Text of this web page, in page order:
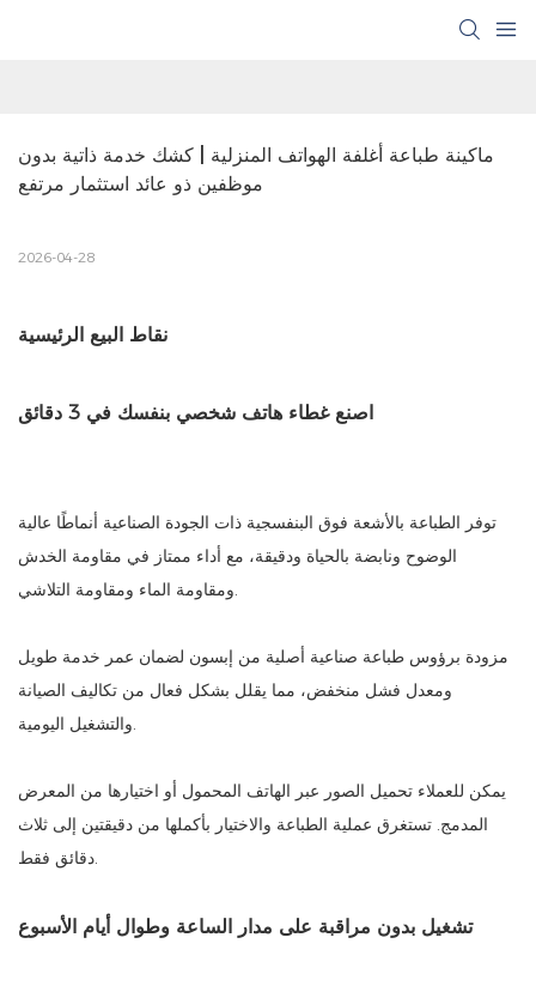
ماكينة طباعة أغلفة الهواتف المنزلية | كشك خدمة ذاتية بدون
موظفين ذو عائد استثمار مرتفع
2026-04-28
نقاط البيع الرئيسية
اصنع غطاء هاتف شخصي بنفسك في 3 دقائق
توفر الطباعة بالأشعة فوق البنفسجية ذات الجودة الصناعية أنماطًا عالية
الوضوح ونابضة بالحياة ودقيقة، مع أداء ممتاز في مقاومة الخدش
ومقاومة الماء ومقاومة التلاشي.
مزودة برؤوس طباعة صناعية أصلية من إبسون لضمان عمر خدمة طويل
ومعدل فشل منخفض، مما يقلل بشكل فعال من تكاليف الصيانة
والتشغيل اليومية.
يمكن للعملاء تحميل الصور عبر الهاتف المحمول أو اختيارها من المعرض
المدمج. تستغرق عملية الطباعة والاختيار بأكملها من دقيقتين إلى ثلاث
دقائق فقط.
تشغيل بدون مراقبة على مدار الساعة وطوال أيام الأسبوع